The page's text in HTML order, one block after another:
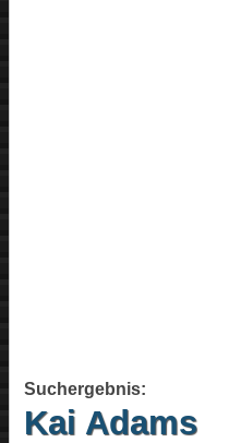
Suchergebnis:
Kai Adams